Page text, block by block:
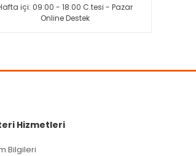
içi: 09:00 - 18:00 C.tesi - Pazar
Online Destek
Hizmetleri
Bilgileri